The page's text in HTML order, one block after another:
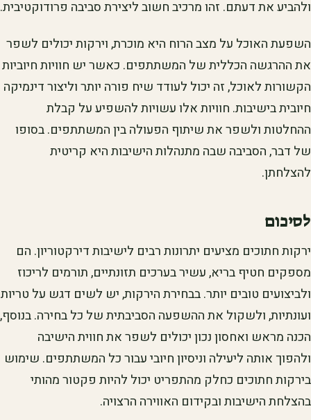
ולהביע את דעתם. זהו מרכיב חשוב ליצירת סביבה פרודוקטיבית.
השפעת האוכל על מצב הרוח היא מוכרת, וירקות יכולים לשפר
את ההרגשה הכללית של המשתתפים. כאשר יש חוויות חיוביות
הקשורות לאוכל, זה יכול לעודד שיח פורה יותר וליצור דינמיקה
חיובית בישיבות. חוויות אלו עשויות להשפיע על קבלת
ההחלטות ולשפר את שיתוף הפעולה בין המשתתפים. בסופו
של דבר, הסביבה שבה מתנהלות הישיבות היא קריטית
להצלחתן.
לסיכום
ירקות חתוכים מציעים יתרונות רבים לישיבות דירקטוריון. הם
מספקים חטיף בריא, עשיר בערכים תזונתיים, תורמים לריכוז
ולביצועים טובים יותר. בבחירת הירקות, יש לשים דגש על טריות
ועונתיות, ולשקול את ההשפעה הסביבתית של כל בחירה. בנוסף,
הכנה מראש ואחסון נכון יכולים לשפר את חווית הישיבה
ולהפוך אותה ליעילה וניסיון חיובי עבור כל המשתתפים. שימוש
בירקות חתוכים כחלק מהתפריט יכול להיות פקטור מהותי
בהצלחת הישיבות ובקידום האווירה הרצויה.